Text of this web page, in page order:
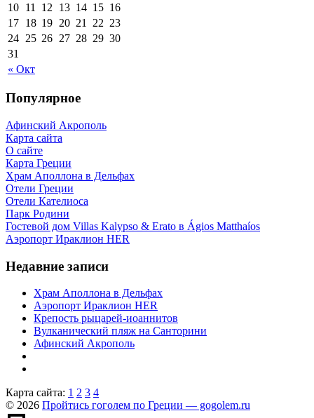
« Окт
10 11 12 13 14 15 16
17 18 19 20 21 22 23
24 25 26 27 28 29 30
31
Популярное
Афинский Акрополь
Карта сайта
О сайте
Карта Греции
Храм Аполлона в Дельфах
Отели Греции
Отели Кателиоса
Парк Родини
Гостевой дом Villas Kalypso & Erato в Ágios Matthaíos
Аэропорт Ираклион HER
Недавние записи
Храм Аполлона в Дельфах
Аэропорт Ираклион HER
Крепость рыцарей-иоаннитов
Вулканический пляж на Санторини
Афинский Акрополь
Карта сайта: 1 2 3 4
© 2026 Пройтись гоголем по Греции — gogolem.ru